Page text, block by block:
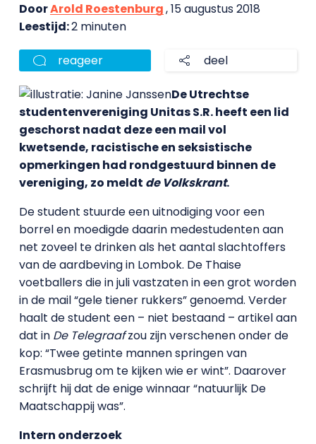
DoorArold Roestenburg, 15 augustus 2018
Leestijd:2 minuten
reageer deel
De Utrechtse
studentenvereniging Unitas S.R. heeft een lid
geschorst nadat deze een mail vol
kwetsende, racistische en seksistische
opmerkingen had rondgestuurd binnen de
vereniging, zo meldt de Volkskrant.
De student stuurde een uitnodiging voor een
borrel en moedigde daarin medestudenten aan
net zoveel te drinken als het aantal slachtoffers
van de aardbeving in Lombok. De Thaise
voetballers die in juli vastzaten in een grot worden
in de mail “gele tiener rukkers” genoemd. Verder
haalt de student een – niet bestaand – artikel aan
dat in De Telegraafzou zijn verschenen onder de
kop: “Twee getinte mannen springen van
Erasmusbrug om te kijken wie er wint”. Daarover
schrijft hij dat de enige winnaar “natuurlijk De
Maatschappij was”.
Intern onderzoek